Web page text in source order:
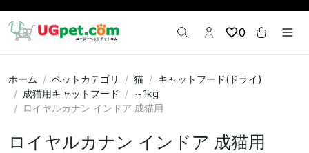
0
ホーム ペットカテゴリ 猫
キャットフード(ドライ)
成猫用キャットフード
～1kg
ロイヤルカナン インドア 成猫用
ロイヤルカナン インドア 成猫用